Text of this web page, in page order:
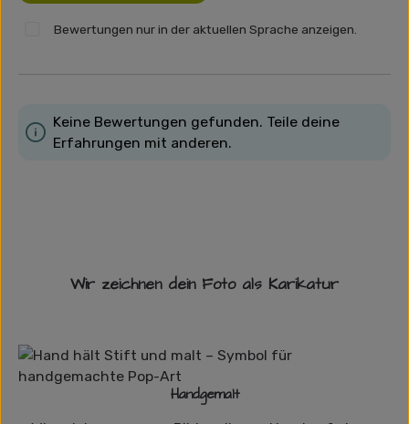
Bewertungen nur in der aktuellen Sprache anzeigen.
Keine Bewertungen gefunden. Teile deine
Erfahrungen mit anderen.
Wir zeichnen dein Foto als Karikatur
Handgemalt